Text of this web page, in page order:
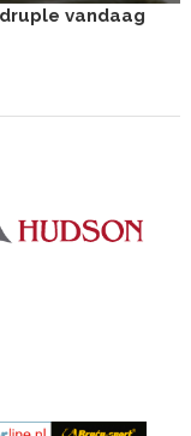
vandaag